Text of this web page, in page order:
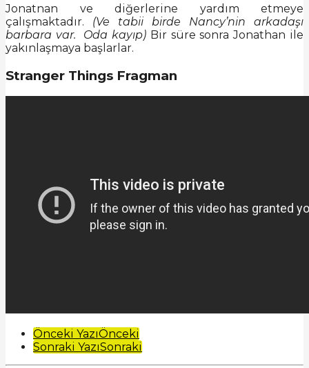
Jonatnan ve diğerlerine yardım etmeye
çalışmaktadır. (Ve tabii birde Nancy’nin arkadaşı
barbara var. Oda kayıp) Bir süre sonra Jonathan ile
yakınlaşmaya başlarlar.
Stranger Things Fragman
Post
Pagination
Önceki YazıÖnceki
Sonraki YazıSonraki